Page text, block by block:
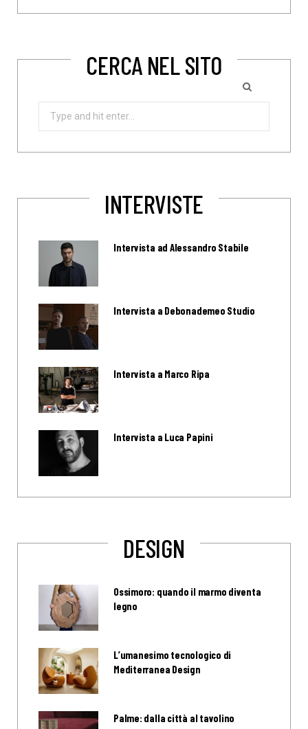
CERCA NEL SITO
Search
INTERVISTE
Intervista ad Alessandro Stabile
Intervista a Debonademeo Studio
Intervista a Marco Ripa
Intervista a Luca Papini
DESIGN
Ossimoro: quando il marmo diventa
legno
L’umanesimo tecnologico di
Mediterranea Design
Palme: dalla città al tavolino